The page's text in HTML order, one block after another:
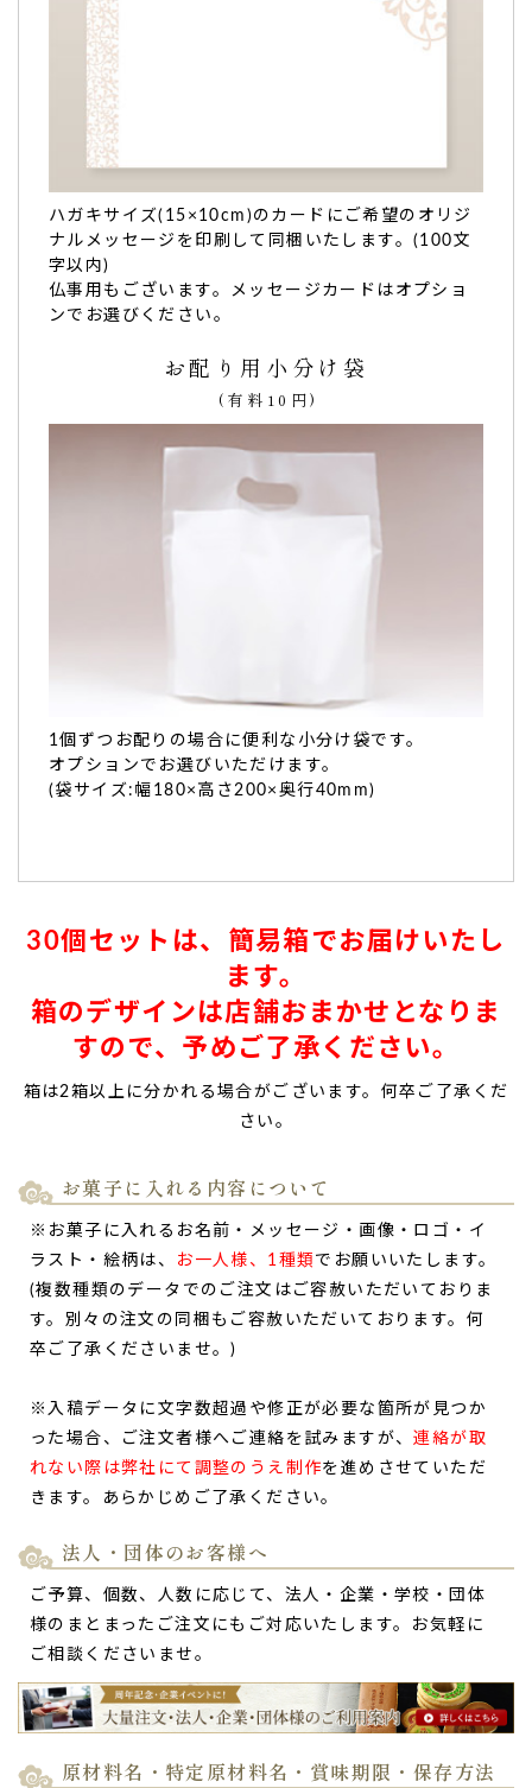
ハガキサイズ(15×10cm)のカードにご希望のオリジ
ナルメッセージを印刷して同梱いたします。(100文
字以内)
仏事用もございます。メッセージカードはオプショ
ンでお選びください。
お配り用小分け袋
(有料10円)
1個ずつお配りの場合に便利な小分け袋です。
オプションでお選びいただけます。
(袋サイズ:幅180×高さ200×奥行40mm)
30個セットは、簡易箱でお届けいたし
ます。
箱のデザインは店舗おまかせとなりま
すので、予めご了承ください。
箱は2箱以上に分かれる場合がございます。何卒ご了承くだ
さい。
お菓子に入れる内容について
※お菓子に入れるお名前・メッセージ・画像・ロゴ・イ
ラスト・絵柄は、
お一人様、1種類 でお願いいたします。
(複数種類のデータでのご注文はご容赦いただいておりま
す。別々の注文の同梱もご容赦いただいております。何
卒ご了承くださいませ。)
※入稿データに文字数超過や修正が必要な箇所が見つか
った場合、ご注文者様へご連絡を試みますが、連絡が取
れない際は弊社にて調整のうえ制作を進めさせていただ
きます。あらかじめご了承ください。
法人・団体のお客様へ
ご予算、個数、人数に応じて、法人・企業・学校・団体
様のまとまったご注文にもご対応いたします。お気軽に
ご相談くださいませ。
原材料名・特定原材料名・賞味期限・保存方法